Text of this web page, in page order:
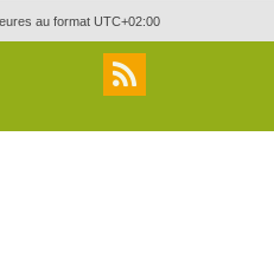
au format UTC+02:00